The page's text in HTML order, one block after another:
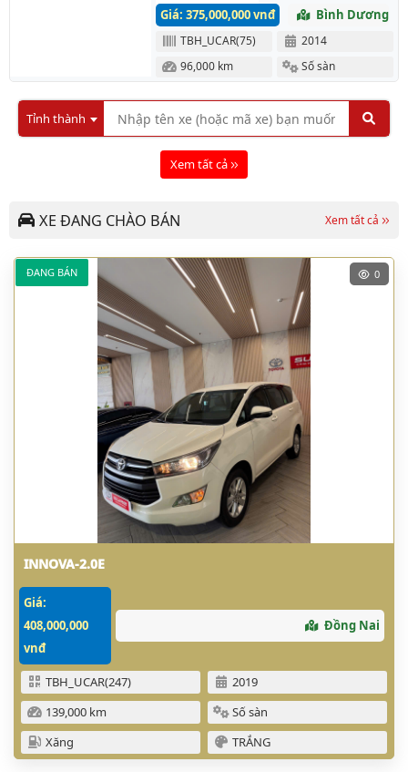
Giá: 375,000,000 vnđ Bình Dương
TBH_UCAR(75)
2014
96,000 km
Số sàn
Tỉnh thành
Xem tất cả
XE ĐANG CHÀO BÁN Xem tất cả
INNOVA-2.0E
Giá:
408,000,000
vnđ
Đồng Nai
TBH_UCAR(247)
2019
139,000 km
Số sàn
Xăng
TRẮNG
ĐANG BÁN 0